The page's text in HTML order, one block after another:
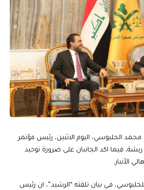
الحلبوسي، اليوم الاثنين، رئيس مؤتمر
فيما اكد الجانبان على ضرورة توحيد
الأنبار.
في بيان تلقته “الرشيد”، ان رئيس